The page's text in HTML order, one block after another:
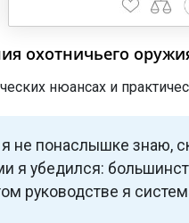
охотничьего
нюансах и
не понаслышке знаю,
я убедился:
руководстве я